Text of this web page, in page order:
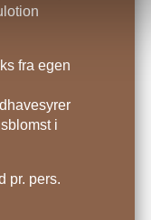
fra egen
i
pr. pers.